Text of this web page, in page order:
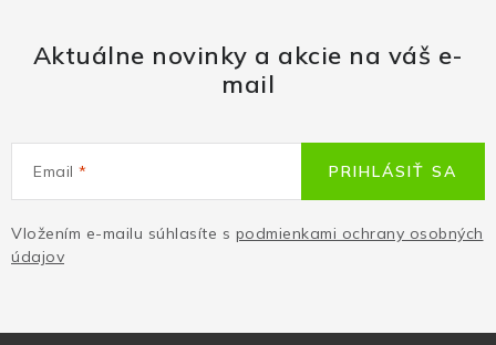
Aktuálne novinky a akcie na váš e-
mail
Email
Vložením e-mailu súhlasíte s podmienkami ochrany osobných
údajov
PRIHLÁSIŤ SA